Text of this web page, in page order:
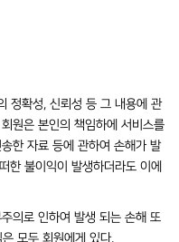
정확성, 신뢰성 등 그 내용에 관
원은 본인의 책임하에 서비스를
한 자료 등에 관하여 손해가 발
한 불이익이 발생하더라도 이에
의로 인하여 발생 되는 손해 또
모두 회원에게 있다.